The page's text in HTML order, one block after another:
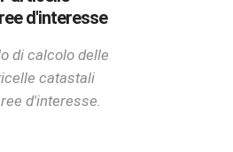
d'interesse
di calcolo delle
catastali
d'interesse.